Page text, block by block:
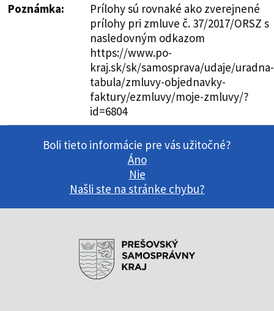
Poznámka:
Prílohy sú rovnaké ako zverejnené
prílohy pri zmluve č. 37/2017/ORSZ s
nasledovným odkazom
https://www.po-
kraj.sk/sk/samosprava/udaje/uradna-
tabula/zmluvy-objednavky-
faktury/ezmluvy/moje-zmluvy/?
id=6804
Boli tieto informácie pre vás užitočné?
Áno
Nie
Našli ste na stránke chybu?